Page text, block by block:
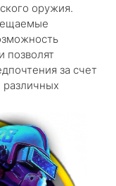
оружия.
позволят
за счет
различных